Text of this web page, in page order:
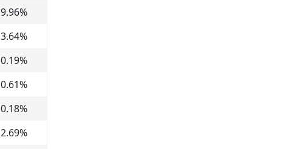
9.96%
3.64%
0.19%
0.61%
0.18%
2.69%